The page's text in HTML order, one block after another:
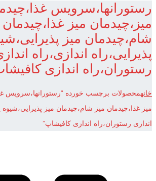
رستورانها،سرویس
میز،چیدمان میز غذا،چیدمان
شام،چیدمان میز
پذیرایی،راه اندازی،راه
رستوران،راه اندازی
خانهمحصولات برچسب خورده “رستورانها،سرویس
میز غذا،چیدمان میز شام،چیدمان میز پذیرایی،شیوه
اندازی رستوران،راه اندازی کافیشاپ”